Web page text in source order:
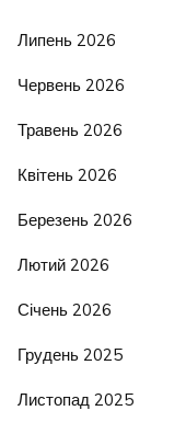
Липень 2026
Червень 2026
Травень 2026
Квітень 2026
Березень 2026
Лютий 2026
Січень 2026
Грудень 2025
Листопад 2025